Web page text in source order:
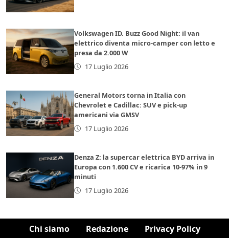
Volkswagen ID. Buzz Good Night: il van
elettrico diventa micro-camper con letto e
presa da 2.000 W
17 Luglio 2026
General Motors torna in Italia con
Chevrolet e Cadillac: SUV e pick-up
americani via GMSV
17 Luglio 2026
Denza Z: la supercar elettrica BYD arriva in
Europa con 1.600 CV e ricarica 10-97% in 9
minuti
17 Luglio 2026
Chi siamo Redazione Privacy Policy